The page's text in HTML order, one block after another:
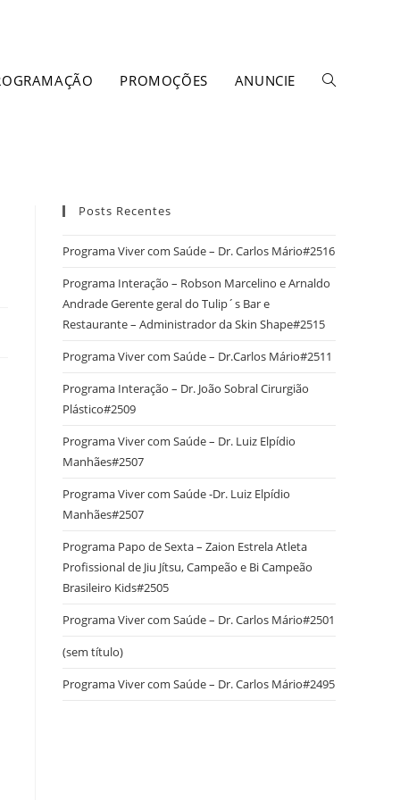
PROMOÇÕES ANUNCIE
Posts Recentes
Programa Viver com Saúde – Dr. Carlos Mário#2516
Programa Interação – Robson Marcelino e Arnaldo
Andrade Gerente geral do Tulip´s Bar e
Restaurante – Administrador da Skin Shape#2515
Programa Viver com Saúde – Dr.Carlos Mário#2511
Programa Interação – Dr. João Sobral Cirurgião
Plástico#2509
Programa Viver com Saúde – Dr. Luiz Elpídio
Manhães#2507
Programa Viver com Saúde -Dr. Luiz Elpídio
Manhães#2507
Programa Papo de Sexta – Zaion Estrela Atleta
Profissional de Jiu Jítsu, Campeão e Bi Campeão
Brasileiro Kids#2505
Programa Viver com Saúde – Dr. Carlos Mário#2501
(sem título)
Programa Viver com Saúde – Dr. Carlos Mário#2495